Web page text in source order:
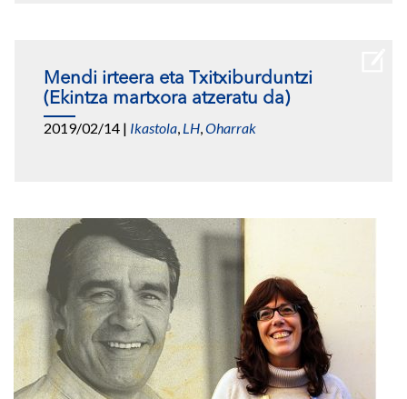
Mendi irteera eta Txitxiburduntzi
(Ekintza martxora atzeratu da)
2019/02/14 | Ikastola, LH,Oharrak